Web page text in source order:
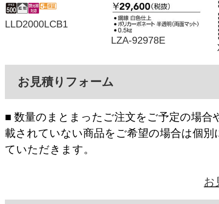
LLD2000LCB1
LZA-92978E
お見積りフォーム
■ 数量のまとまったご注文をご予定の場合
載されていない商品をご希望の場合は個別
ていただきます。
お